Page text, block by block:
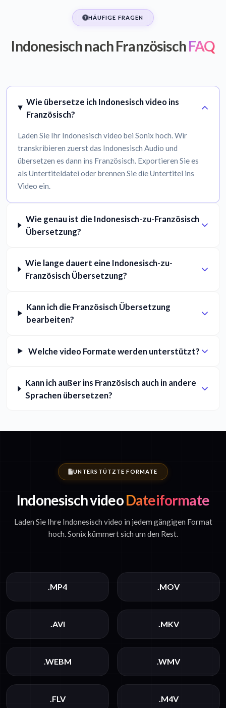
HÄUFIGE FRAGEN
Indonesisch nach FranzösischFAQ
Wie übersetze ich Indonesisch video ins
Französisch?
Laden Sie Ihr Indonesisch video bei Sonix hoch. Wir
transkribieren zuerst das Indonesisch Audio und
übersetzen es dann ins Französisch. Exportieren Sie es
als Untertiteldatei oder brennen Sie die Untertitel ins
Video ein.
Wie genau ist die Indonesisch-zu-Französisch
Übersetzung?
Wie lange dauert eine Indonesisch-zu-
Französisch Übersetzung?
Kann ich die Französisch Übersetzung
bearbeiten?
Welche video Formate werden unterstützt?
Kann ich außer ins Französisch auch in andere
Sprachen übersetzen?
UNTERSTÜTZTE FORMATE
Indonesisch videoDateiformate
Laden Sie Ihre Indonesisch video in jedem gängigen Format
hoch. Sonix kümmert sich um den Rest.
.MP4 .MOV
.AVI .MKV
.WEBM .WMV
.FLV .M4V